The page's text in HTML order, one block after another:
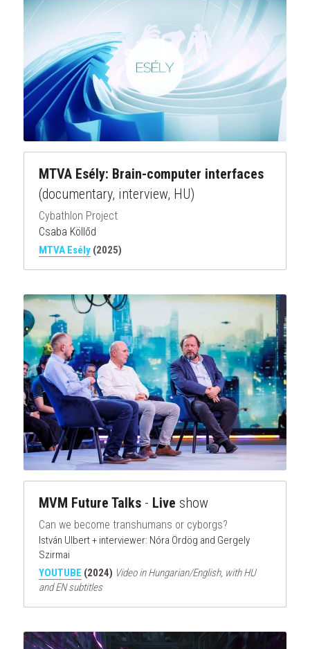
MTVA Esély: Brain-computer interfaces
(documentary, interview, HU)
Cybathlon Project
Csaba Köllőd
MTVA Esély (2025)
MVM Future Talks - Live show
Can we become transhumans or cyborgs?
István Ulbert + interviewer: Nóra Ördög and Gergely
Szirmai
YOUTUBE (2024) Video in Hungarian/English, with HU
and EN subtitles